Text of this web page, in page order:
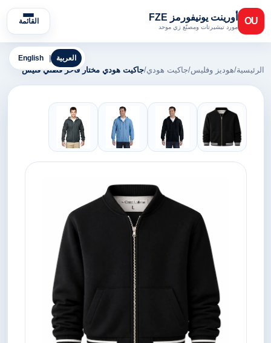
OU أورينت يونيفورمز FZE
مورد تيشيرتات ومصنّع زي موحد
القائمة
English العربية
الرئيسية/هوديز وفليس/جاكيت هودي/جاكيت هودي مختار فاخر قطني فليس